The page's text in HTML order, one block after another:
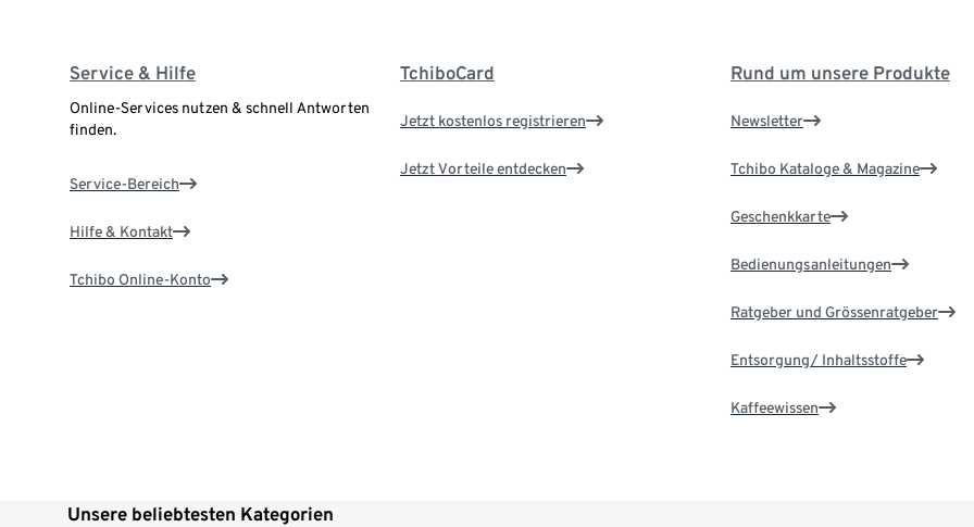
Service & Hilfe
Online-Services nutzen & schnell Antworten
finden.
Service-Bereich
Hilfe & Kontakt
Tchibo Online-Konto
TchiboCard
Jetzt kostenlos registrieren
Jetzt Vorteile entdecken
Rund um unsere Produkte
Newsletter
Tchibo Kataloge & Magazine
Geschenkkarte
Bedienungsanleitungen
Ratgeber und Grössenratgeber
Entsorgung/ Inhaltsstoffe
Kaffeewissen
Unsere beliebtesten Kategorien